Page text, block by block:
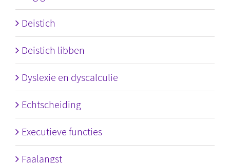
Deistich
Deistich libben
Dyslexie en dyscalculie
Echtscheiding
Executieve functies
Faalangst